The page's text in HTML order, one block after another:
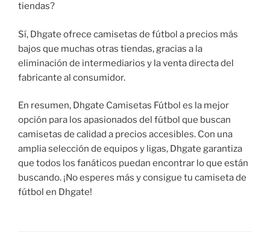
tiendas?
Sí, Dhgate ofrece camisetas de fútbol a precios más
bajos que muchas otras tiendas, gracias a la
eliminación de intermediarios y la venta directa del
fabricante al consumidor.
En resumen, Dhgate Camisetas Fútbol es la mejor
opción para los apasionados del fútbol que buscan
camisetas de calidad a precios accesibles. Con una
amplia selección de equipos y ligas, Dhgate garantiza
que todos los fanáticos puedan encontrar lo que están
buscando. ¡No esperes más y consigue tu camiseta de
fútbol en Dhgate!